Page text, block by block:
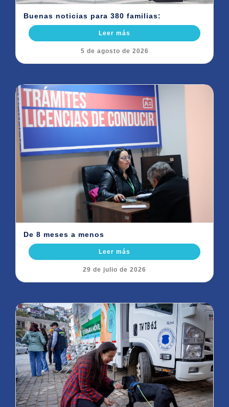
Buenas noticias para 380 familias:
Leer más
5 de agosto de 2026
De 8 meses a menos
Leer más
29 de julio de 2026